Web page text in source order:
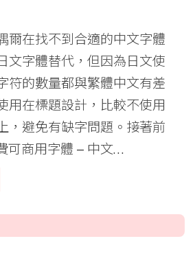
爾在找不到合適的中文字體
文字體替代，但因為日文使
符的數量都與繁體中文有差
用在標題設計，比較不使用
，避免有缺字問題。接著前
可商用字體 – 中文…